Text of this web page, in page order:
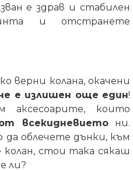
е здрав и стабилен
и отстранете
верни колана, окачени
е излишен още един!
аксесоарите, които
всекидневиетони.
да облечете дънки, към
стои така сякаш
ли?